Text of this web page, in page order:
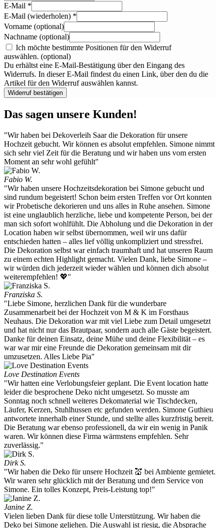
E-Mail *
E-Mail (wiederholen) *
Vorname (optional)
Nachname (optional)
Ich möchte bestimmte Positionen für den Widerruf
auswählen. (optional)
Du erhältst eine E-Mail-Bestätigung über den Eingang des
Widerrufs. In dieser E-Mail findest du einen Link, über den du die
Artikel für den Widerruf auswählen kannst.
Widerruf bestätigen
Das sagen unsere Kunden!
"Wir haben bei Dekoverleih Saar die Dekoration für unsere
Hochzeit gebucht. Wir können es absolut empfehlen. Simone nimmt
sich sehr viel Zeit für die Beratung und wir haben uns vom ersten
Moment an sehr wohl gefühlt"
Fabio W.
"Wir haben unsere Hochzeitsdekoration bei Simone gebucht und
sind rundum begeistert! Schon beim ersten Treffen vor Ort konnten
wir Probetische dekorieren und uns alles in Ruhe ansehen. Simone
ist eine unglaublich herzliche, liebe und kompetente Person, bei der
man sich sofort wohlfühlt. Die Abholung und die Dekoration in der
Location haben wir selbst übernommen, weil wir uns dafür
entschieden hatten – alles lief völlig unkompliziert und stressfrei.
Die Dekoration selbst war einfach traumhaft und hat unseren Raum
zu einem echten Highlight gemacht. Vielen Dank, liebe Simone –
wir würden dich jederzeit wieder wählen und können dich absolut
weiterempfehlen! 💖"
Franziska S.
"Liebe Simone, herzlichen Dank für die wunderbare
Zusammenarbeit bei der Hochzeit von M & K im Forsthaus
Neuhaus. Die Dekoration war mit viel Liebe zum Detail umgesetzt
und hat nicht nur das Brautpaar, sondern auch alle Gäste begeistert.
Danke für deinen Einsatz, deine Mühe und deine Flexibilität – es
war war mir eine Freunde die Dekoration gemeinsam mit dir
umzusetzen. Alles Liebe Pia"
Love Destination Events
"Wir hatten eine Verlobungsfeier geplant. Die Event location hatte
leider die besprochene Deko nicht umgesetzt. So musste am
Sonntag noch schnell weiteres Dekomaterial wie Tischdecken,
Läufer, Kerzen, Stuhlhussen etc gefunden werden. Simone Guthieu
antwortete innerhalb einer Stunde, und stellte alles kurzfristig bereit.
Die Beratung war ebenso professionell, da wir ein wenig in Panik
waren. Wir können diese Firma wärmstens empfehlen. Sehr
zuverlässig."
Dirk S.
"Wir haben die Deko für unsere Hochzeit 💒 bei Ambiente gemietet.
Wir waren sehr glücklich mit der Beratung und dem Service von
Simone. Ein tolles Konzept, Preis-Leistung top!"
Janine Z.
Vielen lieben Dank für diese tolle Unterstützung. Wir haben die
Deko bei Simone geliehen. Die Auswahl ist riesig, die Absprache